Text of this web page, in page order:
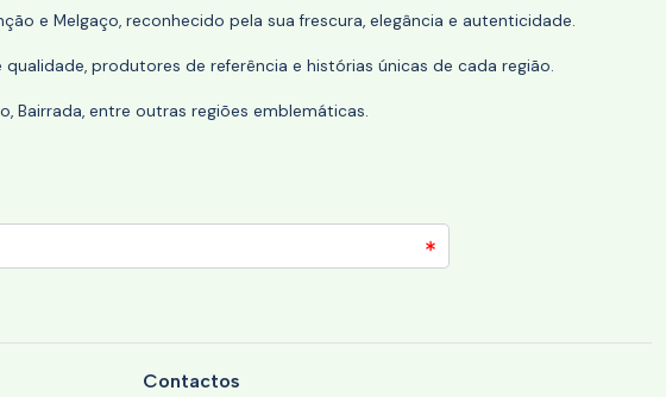
e Melgaço, reconhecido pela sua frescura, elegância e autenticidade.
produtores de referência e histórias únicas de cada região.
Bairrada, entre outras regiões emblemáticas.
Contactos